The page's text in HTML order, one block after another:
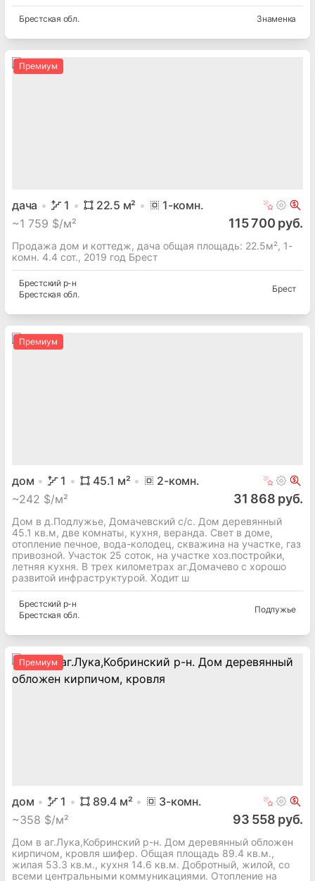
Брестская обл. Знаменка
Премиум
дача 1 22.5 м² 1-комн.
~1 759 $/м² 115 700 руб.
Продажа дом и коттедж, дача общая площадь: 22.5м², 1-
комн. 4.4 сот., 2019 год Брест
Брестскийр-н
Брестская обл.
Брест
Премиум
дом 1 45.1 м² 2-комн.
~242 $/м² 31 868 руб.
Дом в д.Подлужье, Домачевский с/с. Дом деревянный
45.1 кв.м, две комнаты, кухня, веранда. Свет в доме,
отопление печное, вода-колодец, скважина на участке, газ
привозной. Участок 25 соток, на участке хоз.постройки,
летняя кухня. В трех километрах аг.Домачево с хорошо
развитой инфраструктурой. Ходит ш
Брестскийр-н
Брестская обл.
Подлужье
Премиум
дом 1 89.4 м² 3-комн.
~358 $/м² 93 558 руб.
Дом в аг.Лука,Кобринский р-н. Дом деревянный обложен
кирпичом, кровля шифер. Общая площадь 89.4 кв.м.,
жилая 53.3 кв.м., кухня 14.6 кв.м. Добротный, жилой, со
всеми центральными коммуникациями. Отопление на